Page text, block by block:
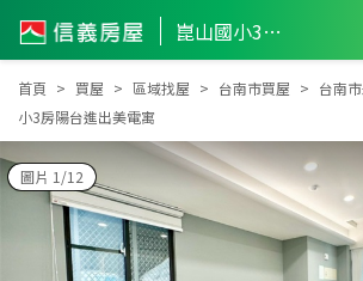
崑山國小3房陽台進出美電寓
崑山
首頁 買屋 區域找屋 台南市買屋 台南
小3房陽台進出美電寓
圖片 1/12